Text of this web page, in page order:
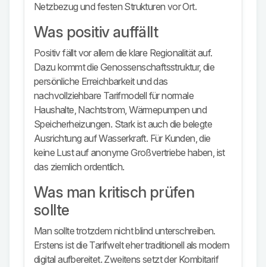
Netzbezug und festen Strukturen vor Ort.
Was positiv auffällt
Positiv fällt vor allem die klare Regionalität auf.
Dazu kommt die Genossenschaftsstruktur, die
persönliche Erreichbarkeit und das
nachvollziehbare Tarifmodell für normale
Haushalte, Nachtstrom, Wärmepumpen und
Speicherheizungen. Stark ist auch die belegte
Ausrichtung auf Wasserkraft. Für Kunden, die
keine Lust auf anonyme Großvertriebe haben, ist
das ziemlich ordentlich.
Was man kritisch prüfen
sollte
Man sollte trotzdem nicht blind unterschreiben.
Erstens ist die Tarifwelt eher traditionell als modern
digital aufbereitet. Zweitens setzt der Kombitarif